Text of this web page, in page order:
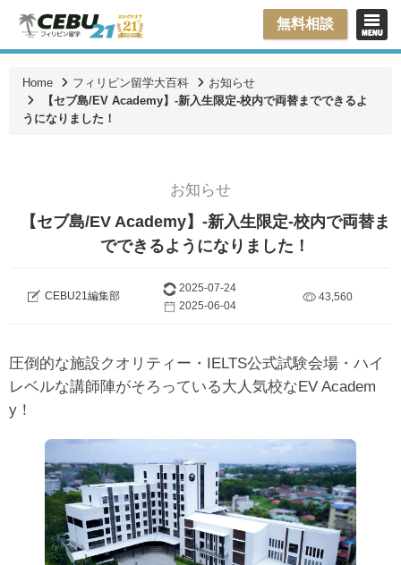
無料相談
Home フィリピン留学大百科
お知らせ
【セブ島/EV Academy】-新入生限定-校内で両替までできるよ
うになりました！
お知らせ
【セブ島/EV Academy】-新入生限定-校内で両替ま
でできるようになりました！
CEBU21編集部
2025-07-24
2025-06-04
43,560
圧倒的な施設クオリティー・IELTS公式試験会場・ハイ
レベルな講師陣がそろっている大人気校なEV Academ
y！